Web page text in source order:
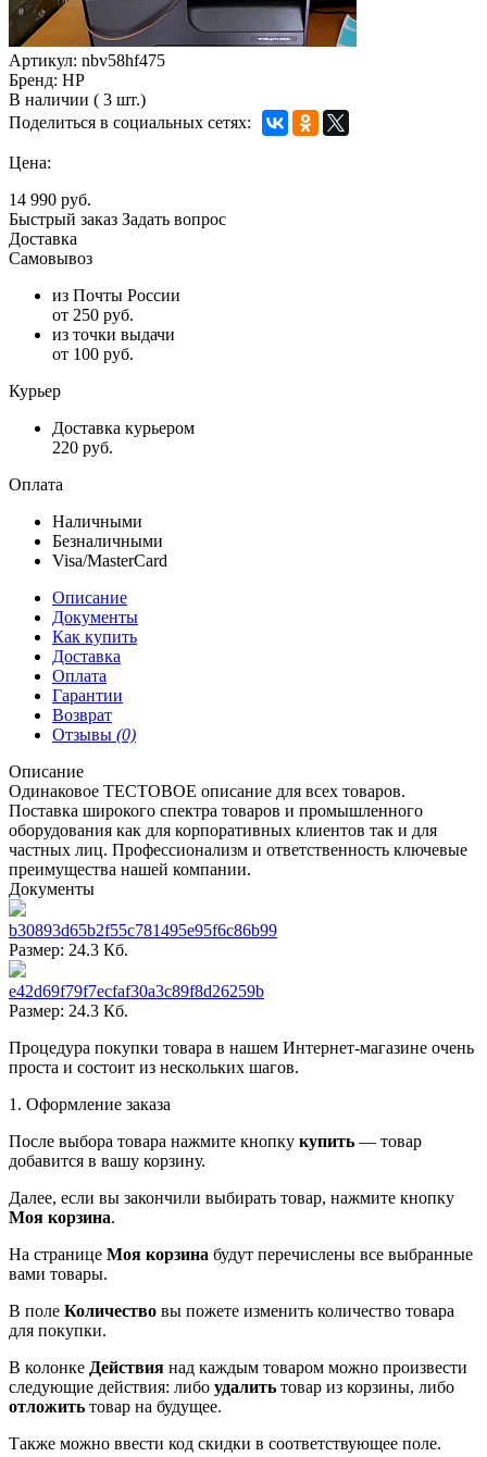
Артикул: nbv58hf475
Бренд: HP
В наличии ( 3 шт.)
Поделиться в социальных сетях:
Цена:
14 990 руб.
Быстрый заказ Задать вопрос
Доставка
Самовывоз
из Почты России
от 250 руб.
из точки выдачи
от 100 руб.
Курьер
Доставка курьером
220 руб.
Оплата
Наличными
Безналичными
Visa/MasterCard
Описание
Документы
Как купить
Доставка
Оплата
Гарантии
Возврат
Отзывы (0)
Описание
Одинаковое ТЕСТОВОЕ описание для всех товаров.
Поставка широкого спектра товаров и промышленного
оборудования как для корпоративных клиентов так и для
частных лиц. Профессионализм и ответственность ключевые
преимущества нашей компании.
Документы
b30893d65b2f55c781495e95f6c86b99
Размер: 24.3 Кб.
e42d69f79f7ecfaf30a3c89f8d26259b
Размер: 24.3 Кб.
Процедура покупки товара в нашем Интернет-магазине очень
проста и состоит из нескольких шагов.
1. Оформление заказа
После выбора товара нажмите кнопку купить — товар
добавится в вашу корзину.
Далее, если вы закончили выбирать товар, нажмите кнопку
Моя корзина.
На странице Моя корзина будут перечислены все выбранные
вами товары.
В поле Количество вы пожете изменить количество товара
для покупки.
В колонке Действия над каждым товаром можно произвести
следующие действия: либо удалить товар из корзины, либо
отложить товар на будущее.
Также можно ввести код скидки в соответствующее поле.